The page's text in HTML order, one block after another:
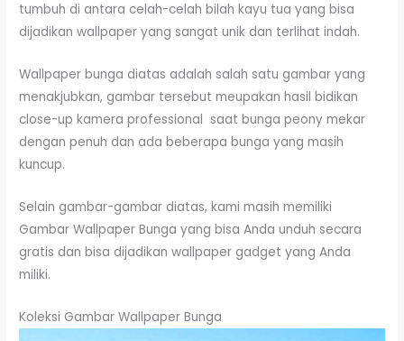
tumbuh di antara celah-celah bilah kayu tua yang bisa
dijadikan wallpaper yang sangat unik dan terlihat indah.
Wallpaper bunga diatas adalah salah satu gambar yang
menakjubkan, gambar tersebut meupakan hasil bidikan
close-up kamera professional saat bunga peony mekar
dengan penuh dan ada beberapa bunga yang masih
kuncup.
Selain gambar-gambar diatas, kami masih memiliki
Gambar Wallpaper Bunga yang bisa Anda unduh secara
gratis dan bisa dijadikan wallpaper gadget yang Anda
miliki.
Koleksi Gambar Wallpaper Bunga